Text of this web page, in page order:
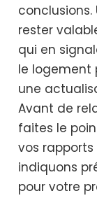
rester
qui en
le logement
une
Avant de
faites le
vos
indiquons
pour votre